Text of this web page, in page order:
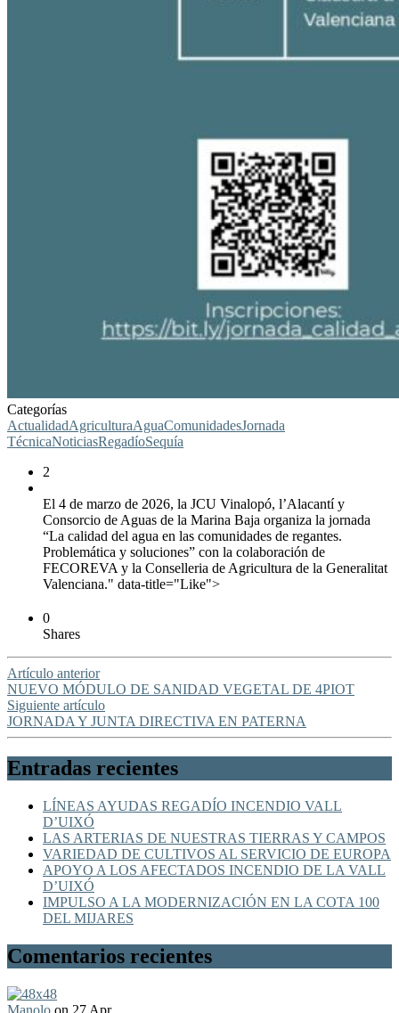
Categorías
ActualidadAgriculturaAguaComunidadesJornada
TécnicaNoticiasRegadíoSequía
2
El 4 de marzo de 2026, la JCU Vinalopó, l’Alacantí y
Consorcio de Aguas de la Marina Baja organiza la jornada
“La calidad del agua en las comunidades de regantes.
Problemática y soluciones” con la colaboración de
FECOREVA y la Conselleria de Agricultura de la Generalitat
Valenciana." data-title="Like">
0
Shares
Artículo anterior
NUEVO MÓDULO DE SANIDAD VEGETAL DE 4PIOT
Siguiente artículo
JORNADA Y JUNTA DIRECTIVA EN PATERNA
Entradas recientes
LÍNEAS AYUDAS REGADÍO INCENDIO VALL
D’UIXÓ
LAS ARTERIAS DE NUESTRAS TIERRAS Y CAMPOS
VARIEDAD DE CULTIVOS AL SERVICIO DE EUROPA
APOYO A LOS AFECTADOS INCENDIO DE LA VALL
D’UIXÓ
IMPULSO A LA MODERNIZACIÓN EN LA COTA 100
DEL MIJARES
Comentarios recientes
Manolo on 27 Apr